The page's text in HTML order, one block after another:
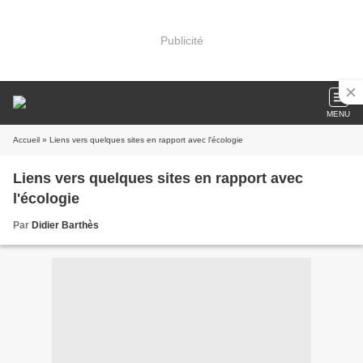
Publicité
MENU
Accueil » Liens vers quelques sites en rapport avec l'écologie
Liens vers quelques sites en rapport avec
l'écologie
Par Didier Barthès